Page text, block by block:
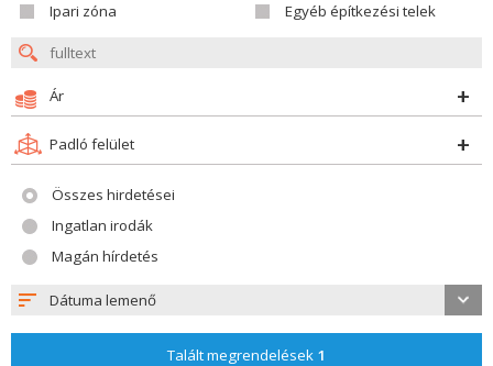
Ipari zóna
Egyéb építkezési telek
Ár
Padló felület
Összes hirdetései
Ingatlan irodák
Magán hírdetés
Dátuma lemenő
Talált megrendelések 1